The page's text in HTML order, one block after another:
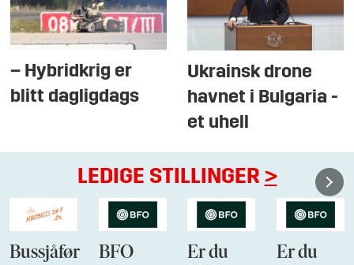
– Hybridkrig er
blitt dagligdags
Ukrainsk drone
havnet i Bulgaria -
et uhell
LEDIGE STILLINGER >
Bussjåfør
BFO
Er du
Er du